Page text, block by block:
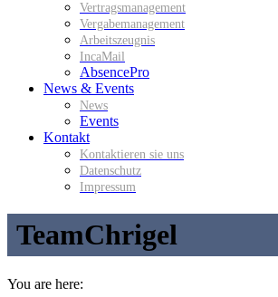
Vertragsmanagement
Vergabemanagement
Arbeitszeugnis
IncaMail
AbsencePro
News & Events
News
Events
Kontakt
Kontaktieren sie uns
Datenschutz
Impressum
TeamChrigel
You are here: